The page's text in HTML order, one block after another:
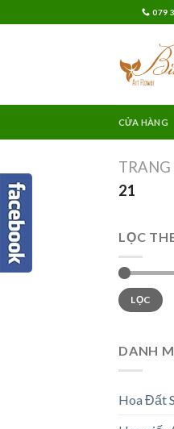
to
079
CỬA HÀNG
TRANG
21
LỌC
LỌC
DANH
Hoa Đất